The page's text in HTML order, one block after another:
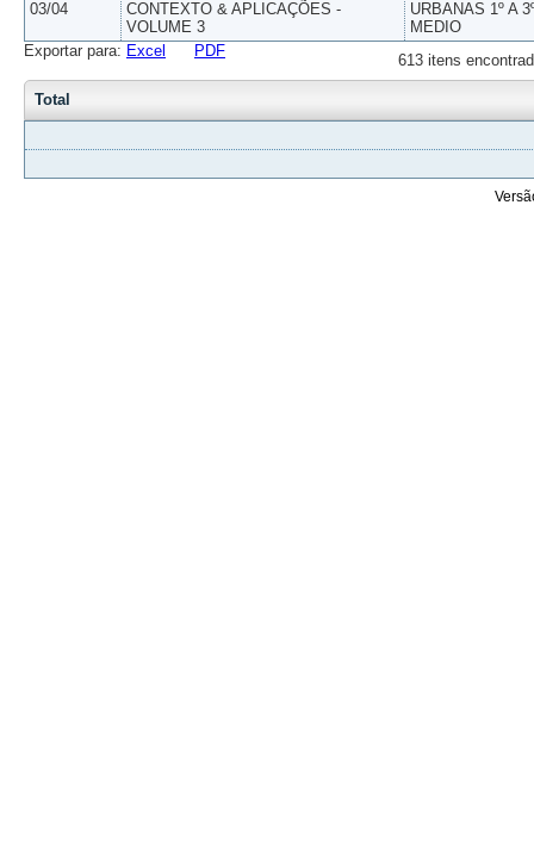
03/04
CONTEXTO & APLICAÇÕES -
VOLUME 3
URBANAS 1º A
MEDIO
613 itens
Exportar para: Excel PDF
Total